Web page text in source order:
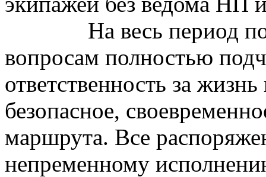
На весь период
вопросам полностью
ответственность за
безопасное,
маршрута. Все
непременному